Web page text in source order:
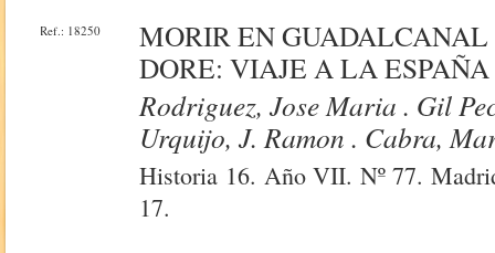
Ref.: 18250
MORIR EN
DORE: VIAJE A LA
Rodriguez, Jose Maria . Gil
Urquijo, J. Ramon . Cabra,
Historia 16. Año VII. Nº 77.
17.